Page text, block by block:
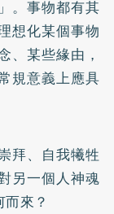
。事物都有其
想化某個事物
、某些緣由，
規意義上應具
拜、自我犧牲
另一個人神魂
來？